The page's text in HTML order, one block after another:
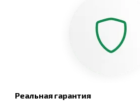
Реальная гарантия